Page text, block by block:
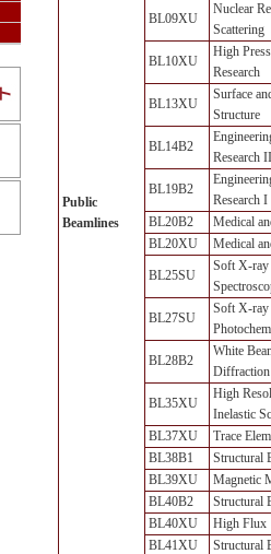
Public
Beamlines
BL09XU
Nuclear
Scattering
BL10XU
High
Research
BL13XU
Surface
Structure
BL14B2
Research II
BL19B2
Research I
BL20B2
Medical
BL20XU
Medical
BL25SU
Soft X-ray
BL27SU
Soft X-ray
BL28B2
White
Diffraction
BL35XU
High
Inelastic
BL37XU
Trace
BL38B1
Structural
BL39XU
Magnetic
BL40B2
Structural
BL40XU
High Flux
BL41XU
Structural